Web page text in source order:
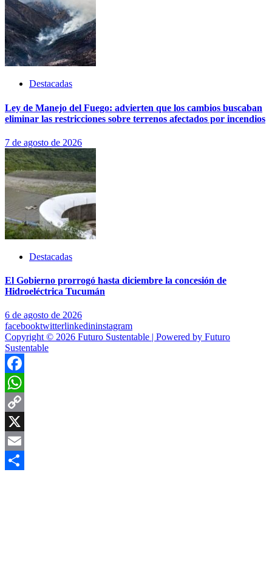
Destacadas
Ley de Manejo del Fuego: advierten que los cambios buscaban
eliminar las restricciones sobre terrenos afectados por incendios
7 de agosto de 2026
Destacadas
El Gobierno prorrogó hasta diciembre la concesión de
Hidroeléctrica Tucumán
6 de agosto de 2026
facebooktwitterlinkedininstagram
Copyright © 2026 Futuro Sustentable | Powered by Futuro
Sustentable
Facebook
WhatsApp
Copy
Link
X
Email